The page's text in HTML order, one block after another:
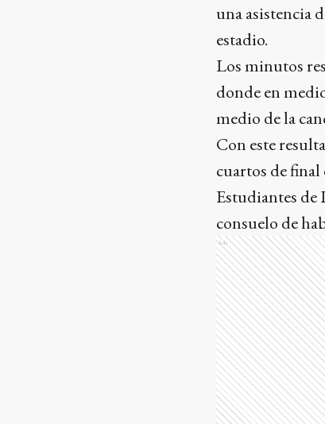
una asistencia
estadio.
Los minutos
donde en
medio de la
Con este
cuartos de
Estudiantes de
consuelo de
Ads